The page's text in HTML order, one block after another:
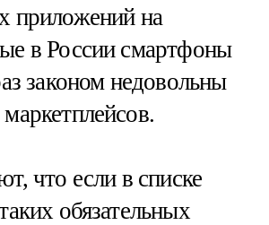
приложений на
в России смартфоны
законом недовольны
что если в списке
обязательных